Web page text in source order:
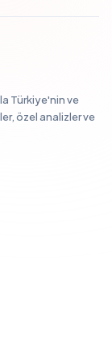
Türkiye'nin ve
özel analizler ve